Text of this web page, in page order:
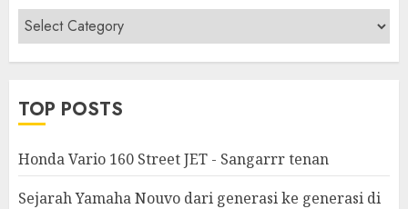
Berita
&
Modifikasi
TOP POSTS
Honda Vario 160 Street JET - Sangarrr tenan
Sejarah Yamaha Nouvo dari generasi ke generasi di